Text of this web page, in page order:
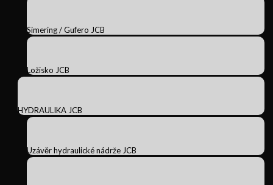
Simering / Gufero JCB
Ložisko JCB
HYDRAULIKA JCB
Uzávěr hydraulické nádrže JCB